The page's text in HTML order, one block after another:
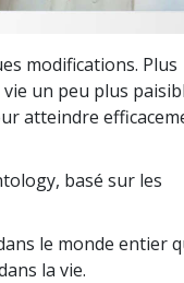
modifications. Plus
un peu plus
atteindre
basé sur les
le monde entier
la vie.